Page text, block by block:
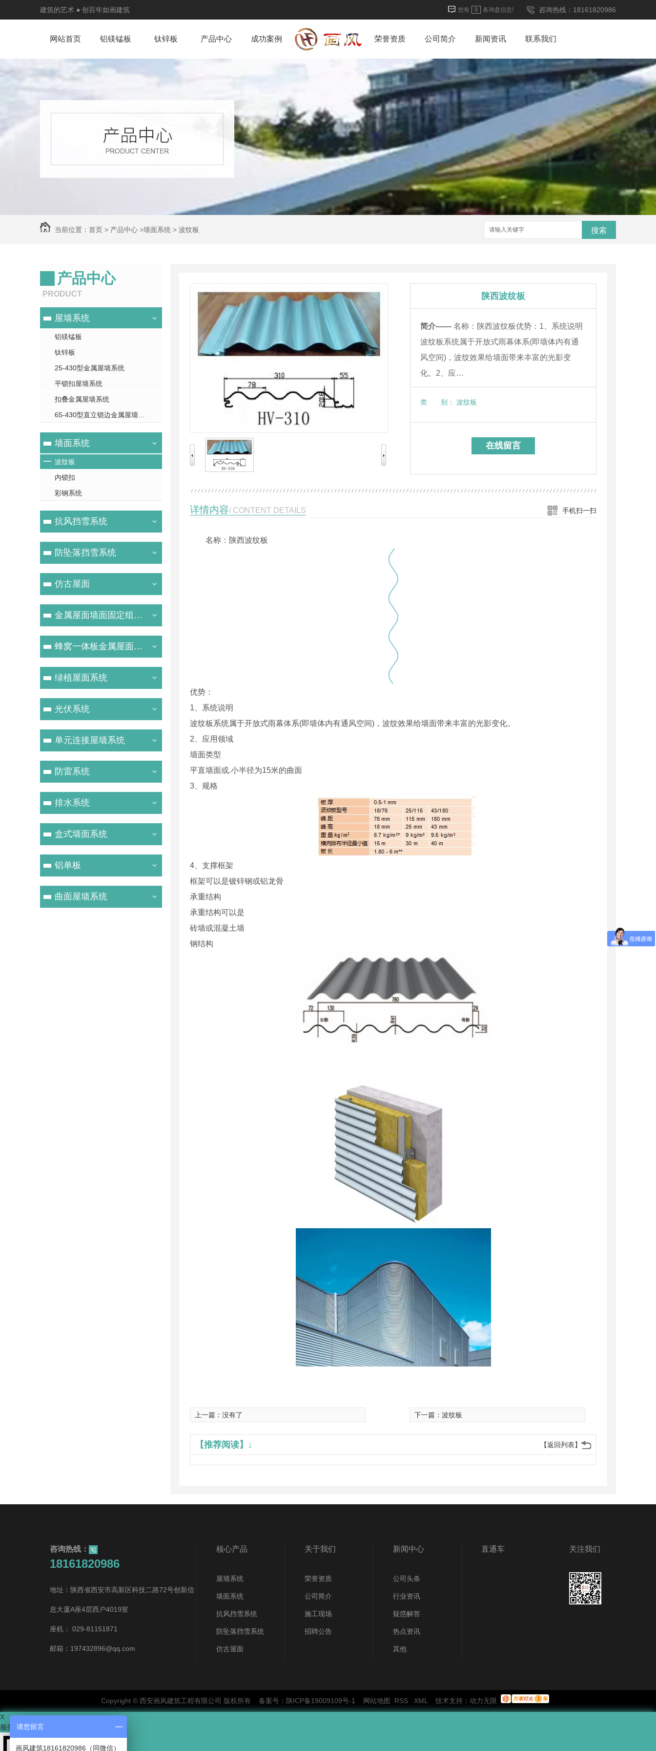
建筑的艺术 ● 创百年如画建筑 您有 9 条询盘信息! 咨询热线：18161820986
网站首页 铝镁锰板 钛锌板 产品中心
屋墙系统
平锁扣系统 矮立边系统 25-430 型
墙面系统
波纹板
抗风挡雪系统
挡雪系统
防坠落挡雪系统
防坠落系统 陕西防坠落挡雪系统
内扣锁边铜瓦 内扣式方筒瓦
菱形铜瓦
金属屋面墙面固定组件系统
成功案例 荣誉资质 公司简介 新闻资讯
公司头条
行业资讯
疑惑解答
热点资讯
其他
联系我们
当前位置： 首页 > 产品中心 >墙面系统 > 波纹板 搜索
产品中心
PRODUCT
屋墙系统
铝镁锰板
钛锌板
25-430型金属屋墙系统
平锁扣屋墙系统
扣叠金属屋墙系统
墙面系统
波纹板
内锁扣
彩钢系统
抗风挡雪系统
防坠落挡雪系统
仿古屋面
金属屋面墙面固定组件系统
蜂窝一体板金属屋面系统
绿植屋面系统
光伏系统
单元连接屋墙系统
防雷系统
排水系统
盒式墙面系统
铝单板
曲面屋墙系统
陕西波纹板
简介—— 名称：陕西波纹板优势：1、系统说明
波纹板系统属于开放式雨幕体系(即墙体内有通
风空间)，波纹效果给墙面带来丰富的光影变
化。2、应…
类 别： 波纹板
在线留言
详情内容/ CONTENT DETAILS 手机扫一扫
名称：陕西波纹板
优势：
1、系统说明
波纹板系统属于开放式雨幕体系(即墙体内有通风空间)，波纹效果给墙面带来丰富的光影变化。
2、应用领域
墙面类型
平直墙面或.小半径为15米的曲面
3、规格
4、支撑框架
框架可以是镀锌钢或铝龙骨
承重结构
承重结构可以是
砖墙或混凝土墙
钢结构
上一篇：没有了 下一篇： 波纹板
【返回列表】
【推荐阅读】↓
咨询热线：
18161820986
地址：陕西省西安市高新区科技二路72号创新信
息大厦A座4层西户4019室
座机： 029-81151871
邮箱：197432896@qq.com
核心产品
屋墙系统
墙面系统
抗风挡雪系统
防坠落挡雪系统
仿古屋面
关于我们
荣誉资质
公司简介
施工现场
招聘公告
新闻中心
公司头条
行业资讯
疑惑解答
热点资讯
其他
直通车 关注我们
Copyright © 西安画风建筑工程有限公司 版权所有 备案号： 陕ICP备19009109号-1 网站地图 RSS XML 技术支持： 动力无限
X
服务热线：18161820986
请您留言
画风建筑18161820986（同微信）